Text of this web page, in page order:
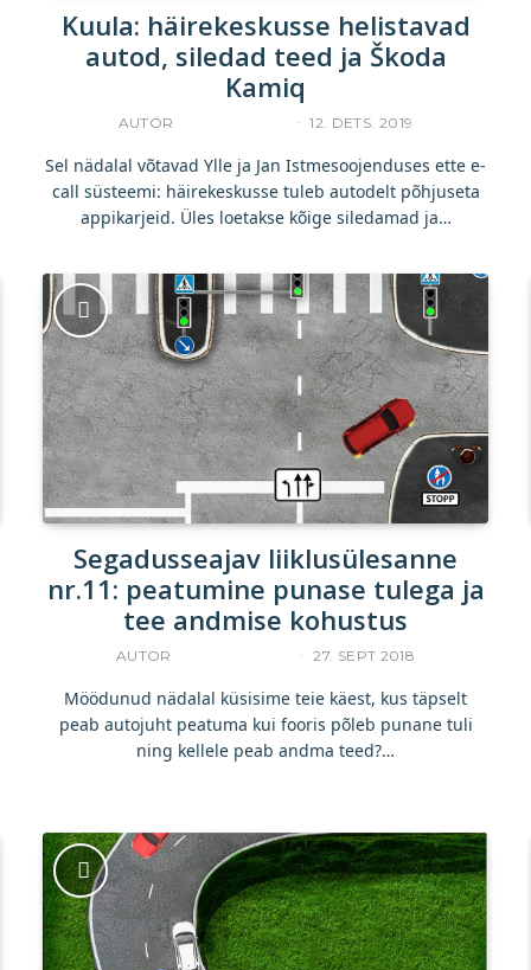
Kuula: häirekeskusse helistavad
autod, siledad teed ja Škoda
Kamiq
AUTOR 12. DETS. 2019
Sel nädalal võtavad Ylle ja Jan Istmesoojenduses ette e-
call süsteemi: häirekeskusse tuleb autodelt põhjuseta
appikarjeid. Üles loetakse kõige siledamad ja…
Segadusseajav liiklusülesanne
nr.11: peatumine punase tulega ja
tee andmise kohustus
AUTOR 27. SEPT 2018
Möödunud nädalal küsisime teie käest, kus täpselt
peab autojuht peatuma kui fooris põleb punane tuli
ning kellele peab andma teed?…